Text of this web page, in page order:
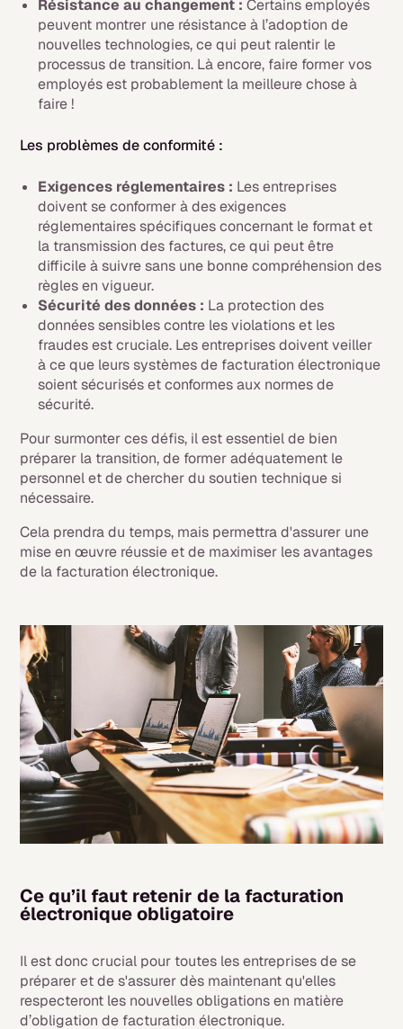
Résistance au changement : Certains employés
peuvent montrer une résistance à l’adoption de
nouvelles technologies, ce qui peut ralentir le
processus de transition. Là encore, faire former vos
employés est probablement la meilleure chose à
faire !
Les problèmes de conformité :
Exigences réglementaires : Les entreprises
doivent se conformer à des exigences
réglementaires spécifiques concernant le format et
la transmission des factures, ce qui peut être
difficile à suivre sans une bonne compréhension des
règles en vigueur.
Sécurité des données : La protection des
données sensibles contre les violations et les
fraudes est cruciale. Les entreprises doivent veiller
à ce que leurs systèmes de facturation électronique
soient sécurisés et conformes aux normes de
sécurité.
Pour surmonter ces défis, il est essentiel de bien
préparer la transition, de former adéquatement le
personnel et de chercher du soutien technique si
nécessaire.
Cela prendra du temps, mais permettra d'assurer une
mise en œuvre réussie et de maximiser les avantages
de la facturation électronique.
Ce qu’il faut retenir de la facturation
électronique obligatoire
Il est donc crucial pour toutes les entreprises de se
préparer et de s'assurer dès maintenant qu'elles
respecteront les nouvelles obligations en matière
d’obligation de facturation électronique.